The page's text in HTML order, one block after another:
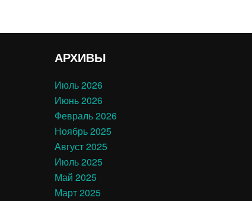
АРХИВЫ
Июль 2026
Июнь 2026
Февраль 2026
Ноябрь 2025
Август 2025
Июль 2025
Май 2025
Март 2025